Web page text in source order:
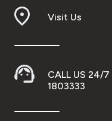
Visit Us
CALL US 24/
1803333